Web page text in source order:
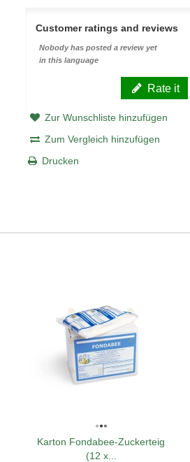
Customer ratings and reviews
Nobody has posted a review yet
in this language
Rate it
Zur Wunschliste hinzufügen
Zum Vergleich hinzufügen
Drucken
Karton Fondabee-Zuckerteig
(12 x...